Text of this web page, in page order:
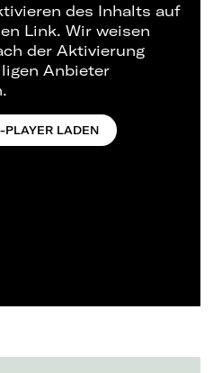
des Inhalts auf
Link. Wir weisen
der Aktivierung
Anbieter
PLAYER LADEN